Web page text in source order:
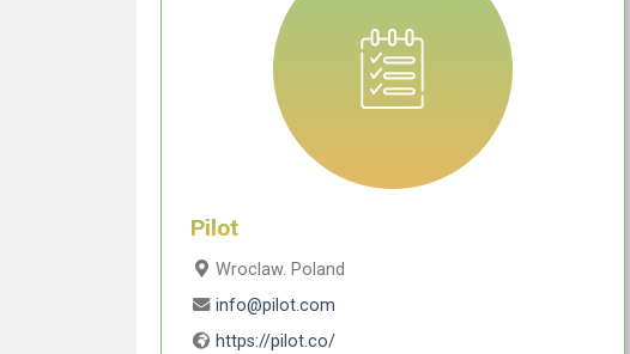
Pilot
Wroclaw. Poland
info@pilot.com
https://pilot.co/